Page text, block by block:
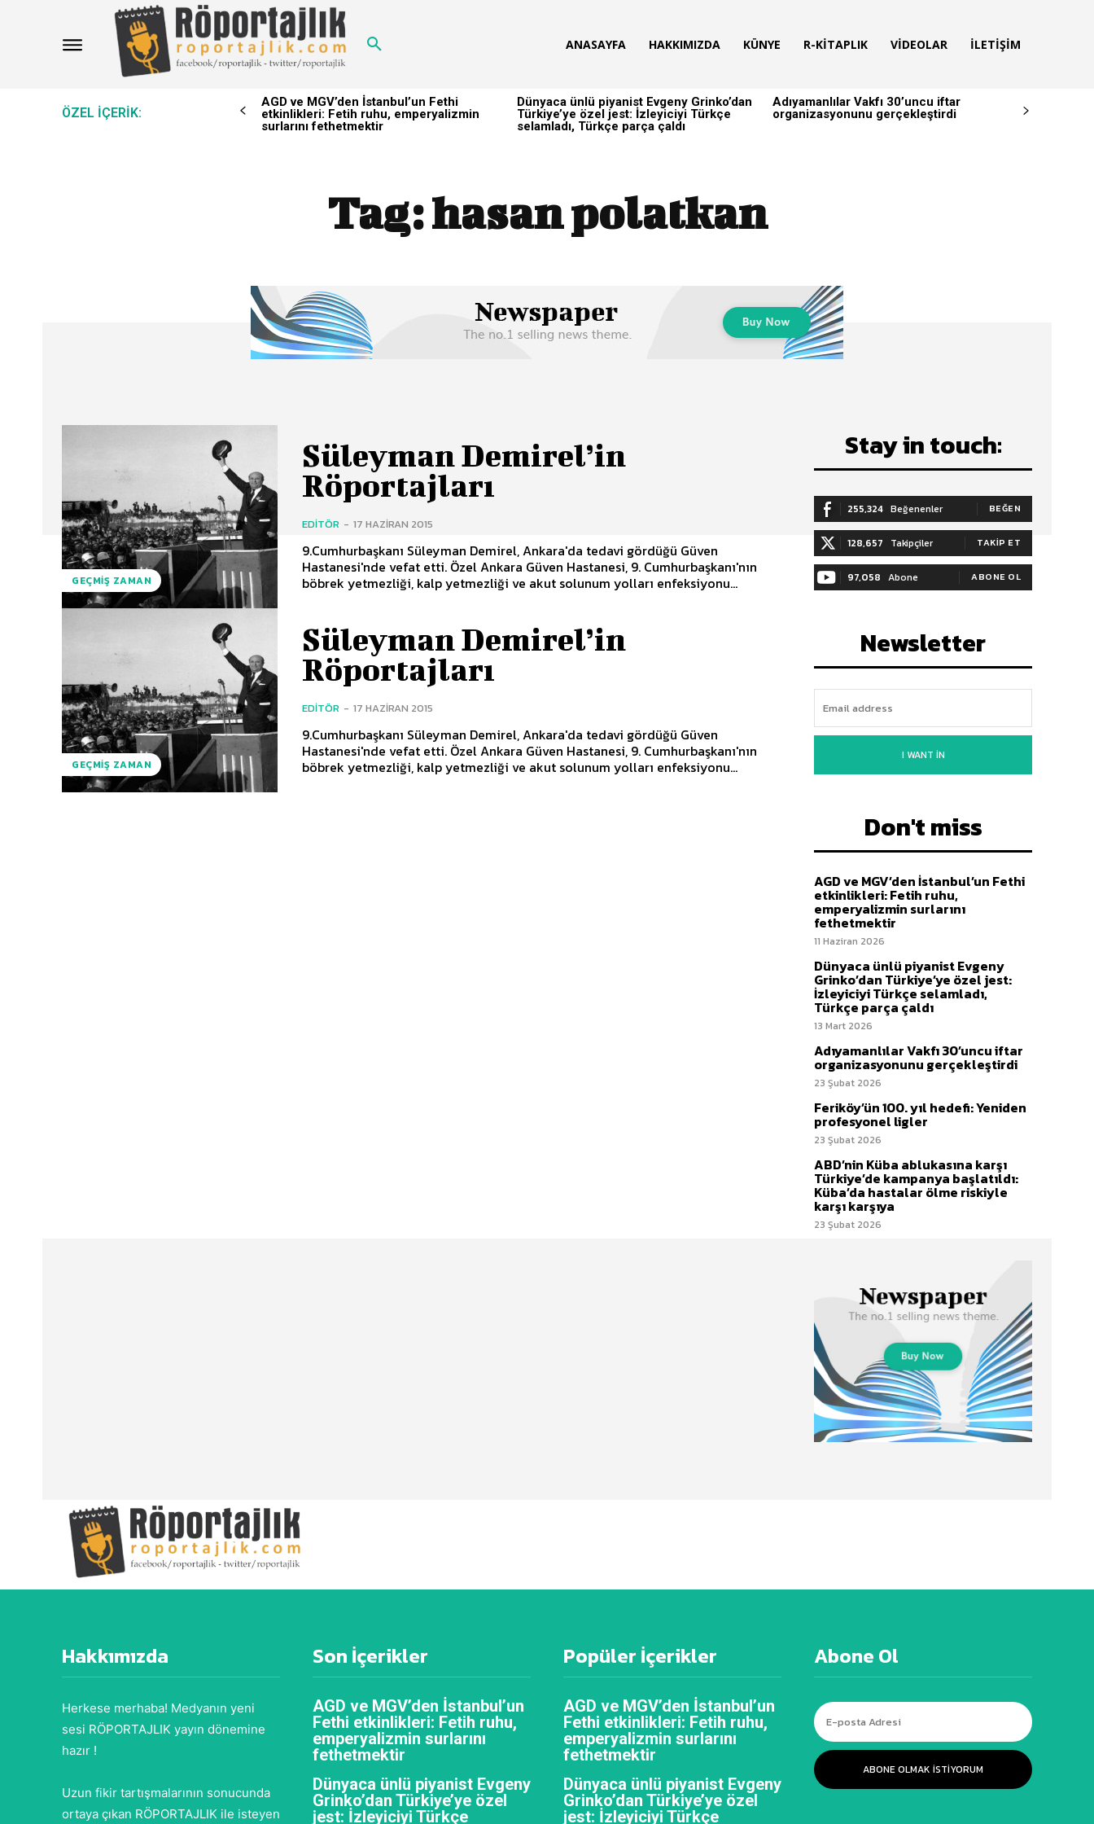
ANASAYFA HAKKIMIZDA KÜNYE R-KITAPLIK VIDEOLAR İLETIŞIM
ÖZEL IÇERIK:
AGD ve MGV’den İstanbul’un Fethi
etkinlikleri: Fetih ruhu, emperyalizmin
surlarını fethetmektir
Dünyaca ünlü piyanist Evgeny Grinko’dan
Türkiye’ye özel jest: İzleyiciyi Türkçe
selamladı, Türkçe parça çaldı
Adıyamanlılar Vakfı 30’uncu iftar
organizasyonunu gerçekleştirdi
Tag:hasan polatkan
GEÇMIŞ ZAMAN
Süleyman Demirel’in
Röportajları
EDITÖR - 17 HAZIRAN 2015
9.Cumhurbaşkanı Süleyman Demirel, Ankara'da tedavi gördüğü Güven
Hastanesi'nde vefat etti. Özel Ankara Güven Hastanesi, 9. Cumhurbaşkanı'nın
böbrek yetmezliği, kalp yetmezliği ve akut solunum yolları enfeksiyonu...
GEÇMIŞ ZAMAN
Süleyman Demirel’in
Röportajları
EDITÖR - 17 HAZIRAN 2015
9.Cumhurbaşkanı Süleyman Demirel, Ankara'da tedavi gördüğü Güven
Hastanesi'nde vefat etti. Özel Ankara Güven Hastanesi, 9. Cumhurbaşkanı'nın
böbrek yetmezliği, kalp yetmezliği ve akut solunum yolları enfeksiyonu...
Stay in touch:
255,324 Beğenenler BEĞEN
128,657 Takipçiler TAKIP ET
97,058 Abone ABONE OL
Newsletter
I WANT IN
Don't miss
AGD ve MGV’den İstanbul’un Fethi
etkinlikleri: Fetih ruhu,
emperyalizmin surlarını
fethetmektir
11 Haziran 2026
Dünyaca ünlü piyanist Evgeny
Grinko’dan Türkiye’ye özel jest:
İzleyiciyi Türkçe selamladı,
Türkçe parça çaldı
13 Mart 2026
Adıyamanlılar Vakfı 30’uncu iftar
organizasyonunu gerçekleştirdi
23 Şubat 2026
Feriköy’ün 100. yıl hedefi: Yeniden
profesyonel ligler
23 Şubat 2026
ABD’nin Küba ablukasına karşı
Türkiye’de kampanya başlatıldı:
Küba’da hastalar ölme riskiyle
karşı karşıya
23 Şubat 2026
Hakkımızda
Herkese merhaba! Medyanın yeni
sesi RÖPORTAJLIK yayın dönemine
hazır !
Uzun fikir tartışmalarının sonucunda
ortaya çıkan RÖPORTAJLIK ile isteyen
Son İçerikler
AGD ve MGV’den İstanbul’un
Fethi etkinlikleri: Fetih ruhu,
emperyalizmin surlarını
fethetmektir
Dünyaca ünlü piyanist Evgeny
Grinko’dan Türkiye’ye özel
jest: İzleyiciyi Türkçe
Popüler İçerikler
AGD ve MGV’den İstanbul’un
Fethi etkinlikleri: Fetih ruhu,
emperyalizmin surlarını
fethetmektir
Dünyaca ünlü piyanist Evgeny
Grinko’dan Türkiye’ye özel
jest: İzleyiciyi Türkçe
Abone Ol
ABONE OLMAK ISTIYORUM